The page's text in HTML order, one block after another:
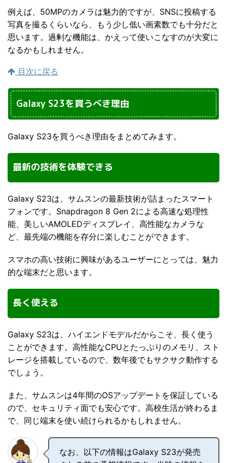
例えば、50MPのカメラは魅力的ですが、SNSに投稿する
写真を撮るくらいなら、もう少し低い画素数でも十分だと
思います。過剰な機能は、かえって使いこなすのが大変に
なるかもしれません。
目次に戻る
Galaxy S23を買うべき理由
Galaxy S23を買うべき理由をまとめてみます。
最新の技術を体験できる
Galaxy S23は、サムスンの最新技術が詰まったスマート
フォンです。Snapdragon 8 Gen 2による高速な処理性
能、美しいAMOLEDディスプレイ、高性能なカメラな
ど、最先端の機能を存分に楽しむことができます。
スマホの高い技術に興味があるユーザーにとっては、魅力
的な端末だと思います。
長く使える
Galaxy S23は、ハイエンドモデルだからこそ、長く使う
ことができます。高性能なCPUとたっぷりのメモリ、スト
レージを搭載しているので、数年後でもサクサク動作する
でしょう。
また、サムスンは4年間のOSアップデートを保証している
ので、セキュリティ面でも安心です。高校生活が終わるま
で、同じ端末を使い続けられるかもしれません。
なお、以下の情報はGalaxy S23が発売